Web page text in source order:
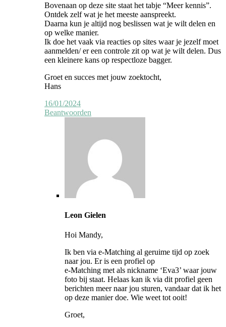
Bovenaan op deze site staat het tabje “Meer kennis”.
Ontdek zelf wat je het meeste aanspreekt.
Daarna kun je altijd nog beslissen wat je wilt delen en
op welke manier.
Ik doe het vaak via reacties op sites waar je jezelf moet
aanmelden/ er een controle zit op wat je wilt delen. Dus
een kleinere kans op respectloze bagger.
Groet en succes met jouw zoektocht,
Hans
16/01/2024
Beantwoorden
Leon Gielen
Hoi Mandy,
Ik ben via e-Matching al geruime tijd op zoek
naar jou. Er is een profiel op
e-Matching met als nickname ‘Eva3’ waar jouw
foto bij staat. Helaas kan ik via dit profiel geen
berichten meer naar jou sturen, vandaar dat ik het
op deze manier doe. Wie weet tot ooit!
Groet,